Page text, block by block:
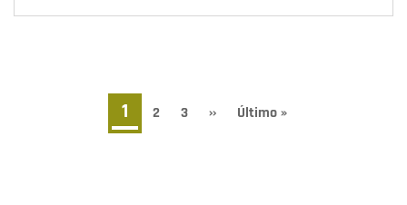
Página
actual
1 Page
2 Page
3
Siguiente
››
Última
Último »